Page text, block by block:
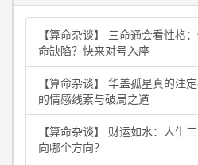
【算命杂谈】 三命通会看性格
命缺陷？快来对号入座
【算命杂谈】 华盖孤星真的注
的情感线索与破局之道
【算命杂谈】 财运如水：人生
向哪个方向？